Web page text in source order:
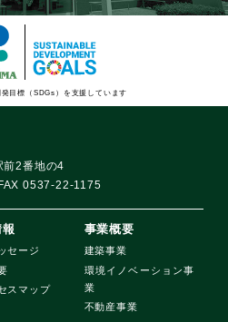
目標（SDGs）を支援しています
2番地の4
0537-22-1175
セージ
スマップ
事業概要
建築事業
環境イノベーション事
業
不動産事業